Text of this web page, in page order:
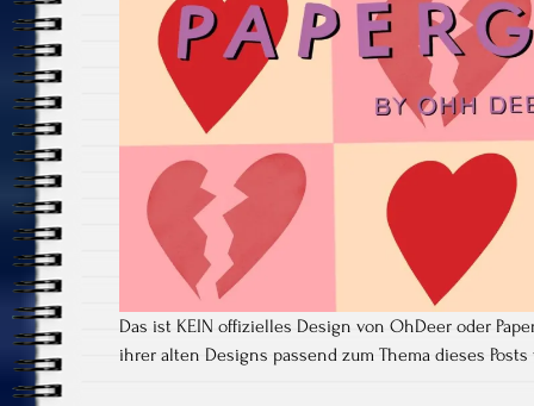
Das ist KEIN offizielles Design von OhDeer oder
ihrer alten Designs passend zum Thema dieses